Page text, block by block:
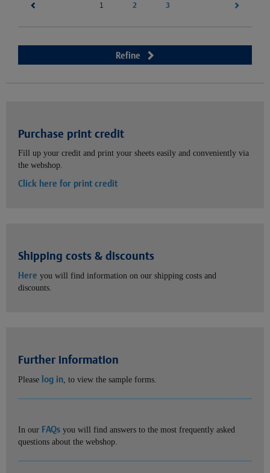
1 2 3
Refine
Purchase print credit
Fill up your credit and print your sheets easily and conveniently via
the webshop.
Click here for print credit
Shipping costs & discounts
Here you will find information on our shipping costs and
discounts.
Further information
Please log in, to view the sample forms.
In our FAQs you will find answers to the most frequently asked
questions about the webshop.